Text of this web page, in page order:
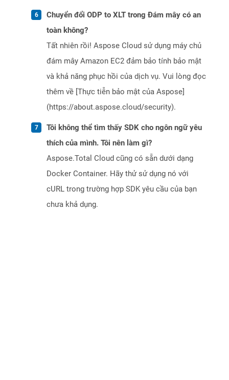
Chuyển đổi ODP to XLT trong Đám mây có an
toàn không?
Tất nhiên rồi! Aspose Cloud sử dụng máy chủ
đám mây Amazon EC2 đảm bảo tính bảo mật
và khả năng phục hồi của dịch vụ. Vui lòng đọc
thêm về [Thực tiễn bảo mật của Aspose]
(https://about.aspose.cloud/security).
Tôi không thể tìm thấy SDK cho ngôn ngữ yêu
thích của mình. Tôi nên làm gì?
Aspose.Total Cloud cũng có sẵn dưới dạng
Docker Container. Hãy thử sử dụng nó với
cURL trong trường hợp SDK yêu cầu của bạn
chưa khả dụng.